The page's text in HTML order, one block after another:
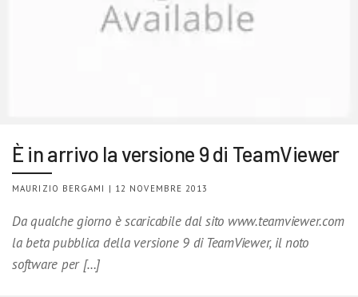
È in arrivo la versione 9 di TeamViewer
MAURIZIO BERGAMI | 12 NOVEMBRE 2013
Da qualche giorno è scaricabile dal sito www.teamviewer.com
la beta pubblica della versione 9 di TeamViewer, il noto
software per […]